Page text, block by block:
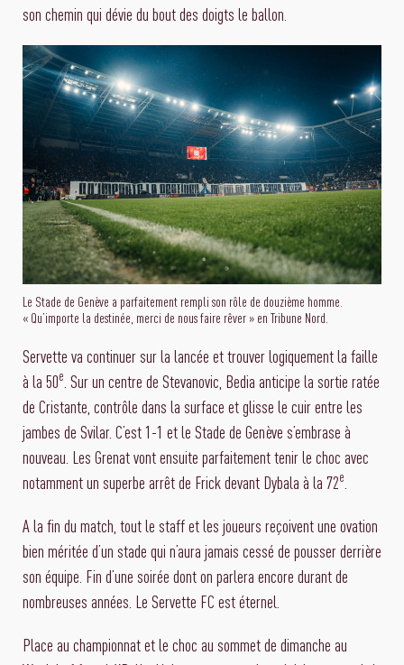
son chemin qui dévie du bout des doigts le ballon.
Le Stade de Genève a parfaitement rempli son rôle de douzième homme.
« Qu’importe la destinée, merci de nous faire rêver » en Tribune Nord.
Servette va continuer sur la lancée et trouver logiquement la faille
à la 50e . Sur un centre de Stevanovic, Bedia anticipe la sortie ratée
de Cristante, contrôle dans la surface et glisse le cuir entre les
jambes de Svilar. C’est 1-1 et le Stade de Genève s’embrase à
nouveau. Les Grenat vont ensuite parfaitement tenir le choc avec
notamment un superbe arrêt de Frick devant Dybala à la 72e
A la fin du match, tout le staff et les joueurs reçoivent une ovation
bien méritée d’un stade qui n’aura jamais cessé de pousser derrière
son équipe. Fin d’une soirée dont on parlera encore durant de
nombreuses années. Le Servette FC est éternel.
Place au championnat et le choc au sommet de dimanche au